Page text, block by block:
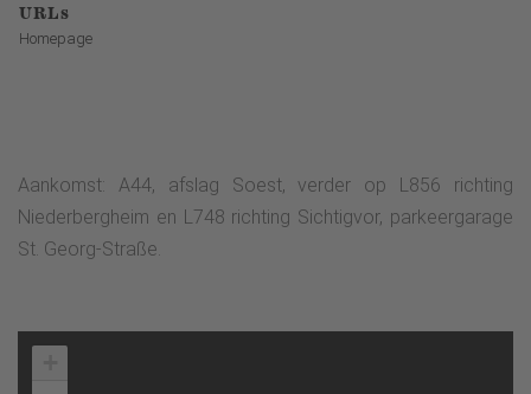
URLs
Homepage
Aankomst: A44, afslag Soest, verder op L856 richting
Niederbergheim en L748 richting Sichtigvor, parkeergarage
St. Georg-Straße.